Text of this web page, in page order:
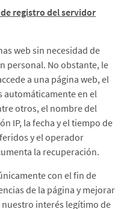
registro del servidor
web sin necesidad de
personal. No obstante, le
a una página web, el
automáticamente en el
otros, el nombre del
IP, la fecha y el tiempo de
y el operador
la recuperación.
con el fin de
de la página y mejorar
interés legítimo de